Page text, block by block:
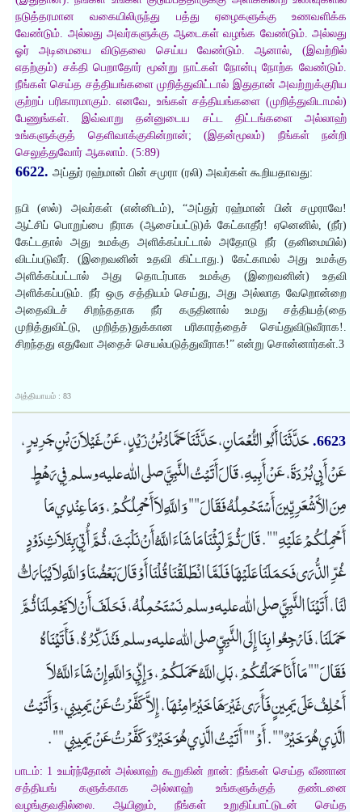
நடுத்தரமான வகையிலிருந்து பத்து ஏழைகளுக்கு உணவளிக்க
வேண்டும். அல்லது அவர்களுக்கு ஆடைகள் வழங்க வேண்டும். அல்லது
ஓர் அடிமையை விடுதலை செய்ய வேண்டும். ஆனால், (இவற்றில்
எதற்கும்) சக்தி பெறாதோர் மூன்று நாட்கள் நோன்பு நோற்க வேண்டும்.
நீங்கள் செய்த சத்தியங்களை முறித்துவிட்டால் இதுதான் அவற்றுக்குரிய
குற்றப் பரிகாரமாகும். எனவே, உங்கள் சத்தியங்களை (முறித்துவிடாமல்)
பேணுங்கள். இவ்வாறு தன்னுடைய சட்ட திட்டங்களை அல்லாஹ்
உங்களுக்குத் தெளிவாக்குகின்றான்; (இதன்மூலம்) நீங்கள் நன்றி
செலுத்துவோர் ஆகலாம். (5:89)
6622. அப்துர் ரஹ்மான் பின் சமுரா (ரலி) அவர்கள் கூறியதாவது:
நபி (ஸல்) அவர்கள் (என்னிடம்), “அப்துர் ரஹ்மான் பின் சமுராவே!
ஆட்சிப் பொறுப்பை நீராக (ஆசைப்பட்டு)க் கேட்காதீர்! ஏனெனில், (நீர்)
கேட்டதால் அது உமக்கு அளிக்கப்பட்டால் அதோடு நீர் (தனிமையில்)
விடப்படுவீர். (இறைவனின் உதவி கிட்டாது.) கேட்காமல் அது உமக்கு
அளிக்கப்பட்டால் அது தொடர்பாக உமக்கு (இறைவனின்) உதவி
அளிக்கப்படும். நீர் ஒரு சத்தியம் செய்து, அது அல்லாத வேறொன்றை
அதைவிடச் சிறந்ததாக நீர் கருதினால் உமது சத்தியத்(தை
முறித்துவிட்டு, முறித்த)துக்கான பரிகாரத்தைச் செய்துவிடுவீராக!.
சிறந்தது எதுவோ அதைச் செயல்படுத்துவீராக!” என்று சொன்னார்கள்.3
அத்தியாயம் : 83
6623. حَدَّثَنَا أَبُو النُّعْمَانِ، حَدَّثَنَا حَمَّادُ بْنُ زَيْدٍ، عَنْ غَيْلاَنَ بْنِ جَرِيرٍ،
عَنْ أَبِي بُرْدَةَ، عَنْ أَبِيهِ، قَالَ أَتَيْتُ النَّبِيَّ صلى الله عليه وسلم فِي رَهْطٍ
مِنَ الأَشْعَرِيِّينَ أَسْتَحْمِلُهُ فَقَالَ "" وَاللَّهِ لاَ أَحْمِلُكُمْ، وَمَا عِنْدِي مَا
أَحْمِلُكُمْ عَلَيْهِ "". قَالَ ثُمَّ لَبِثْنَا مَا شَاءَ اللَّهُ أَنْ نَلْبَثَ، ثُمَّ أُتِيَ بِثَلاَثِ ذَوْدٍ
غُرِّ الذُّرَى فَحَمَلَنَا عَلَيْهَا فَلَمَّا انْطَلَقْنَا قُلْنَا أَوْ قَالَ بَعْضُنَا وَاللَّهِ لاَ يُبَارَكُ
لَنَا، أَتَيْنَا النَّبِيَّ صلى الله عليه وسلم نَسْتَحْمِلُهُ، فَحَلَفَ أَنْ لاَ يَحْمِلَنَا ثُمَّ
حَمَلَنَا، فَارْجِعُوا بِنَا إِلَى النَّبِيِّ صلى الله عليه وسلم فَنُذَكِّرُهُ، فَأَتَيْنَاهُ
فَقَالَ "" مَا أَنَا حَمَلْتُكُمْ، بَلِ اللَّهُ حَمَلَكُمْ، وَإِنِّي وَاللَّهِ إِنْ شَاءَ اللَّهُ لاَ
أَحْلِفُ عَلَى يَمِينٍ فَأَرَى غَيْرَهَا خَيْرًا مِنْهَا، إِلاَّ كَفَّرْتُ عَنْ يَمِينِي، وَأَتَيْتُ
الَّذِي هُوَ خَيْرٌ "". أَوْ "" أَتَيْتُ الَّذِي هُوَ خَيْرٌ وَكَفَّرْتُ عَنْ يَمِينِي "".
பாடம்: 1 உயர்ந்தோன் அல்லாஹ் கூறுகின் றான்: நீங்கள் செய்த வீணான
சத்தியங் களுக்காக அல்லாஹ் உங்களுக்குத் தண்டனை
வழங்குவதில்லை. ஆயினும், நீங்கள் உறுதிப்பாட்டுடன் செய்த